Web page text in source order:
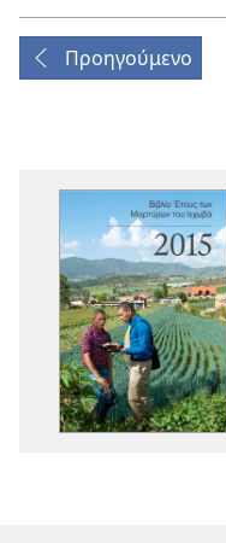
Προηγούμενο